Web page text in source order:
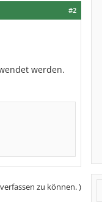
#2
werden.
zu können. )